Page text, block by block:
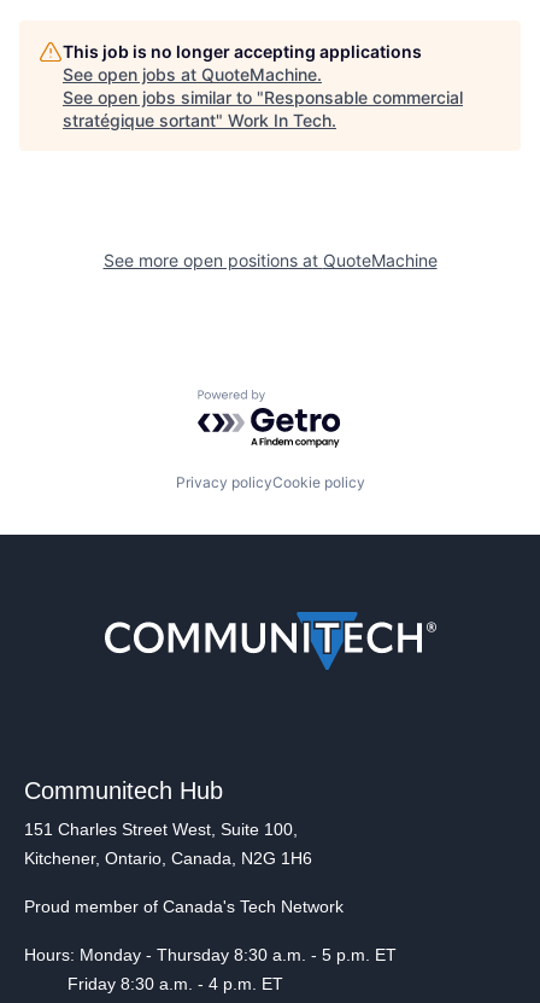
This job is no longer accepting applications
See open jobs at QuoteMachine.
See open jobs similar to "Responsable commercial
stratégique sortant" Work In Tech.
See more open positions at QuoteMachine
Powered by Getro.com
Privacy policyCookie policy
Communitech Hub
151 Charles Street West, Suite 100,
Kitchener, Ontario, Canada, N2G 1H6
Proud member of Canada's Tech Network
Hours: Monday - Thursday 8:30 a.m. - 5 p.m. ET
Friday 8:30 a.m. - 4 p.m. ET